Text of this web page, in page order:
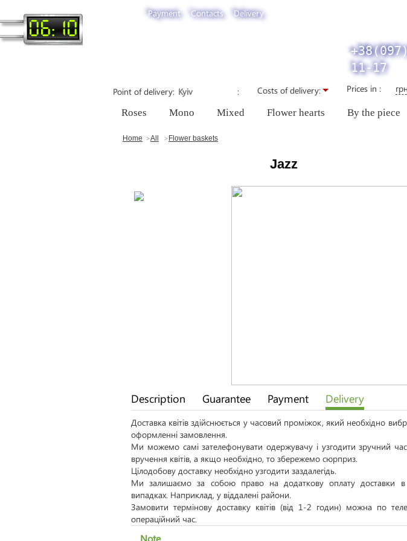
06:10
Payment Contacts Delivery
11-17
Point of delivery Costs of delivery: Prices in :
Roses Mono Mixed Flower hearts By the piece
Home All Flower baskets
Jazz
Description Guarantee Payment Delivery
Доставка квітів здійснюється у часовий проміжок, який необхідно
оформленні замовлення.
Ми можемо самі зателефонувати одержувачу і узгодити зручний час
вручення квітів, а якщо необхідно, то збережемо сюрприз.
Цілодобову доставку необхідно узгодити заздалегідь.
Ми залишаємо за собою право на додаткову оплату доставки в
випадках. Наприклад, у віддалені райони.
Замовити термінову доставку квітів (від 1-2 годин) можна по
операційний час.
Note